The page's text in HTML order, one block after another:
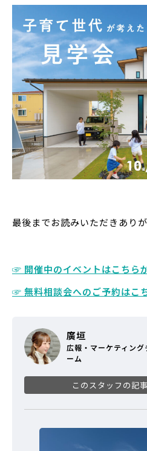
最後までお読みいただきあり
☞ 開催中のイベントはこちら
☞ 無料相談会へのご予約はこ
廣垣
広報・マーケティング
ーム
このスタッフの記